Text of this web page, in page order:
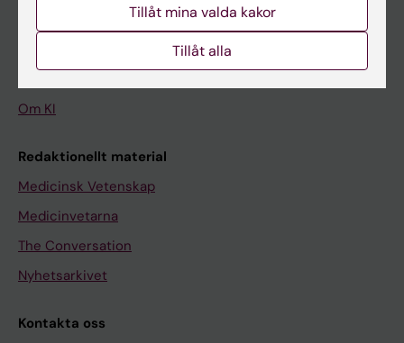
Om KI
Redaktionellt material
Medicinsk Vetenskap
Medicinvetarna
The Conversation
Nyhetsarkivet
Kontakta oss
Tillåt mina valda kakor
Tillåt alla